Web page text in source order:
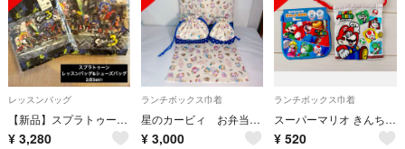
レッスンバッグ
【新品】スプラトゥーン3 レッスンバッグ&シューズバッグ2点Set☺︎入園 入学
¥ 3,280
ランチボックス巾着
星のカービィ お弁当袋 コップ袋 ランチョンマット レッスンバッグ
¥ 3,000
ランチボックス巾着
スーパーマリオ きんちゃく袋 ハンドタオル3枚 入園 入学
¥ 520